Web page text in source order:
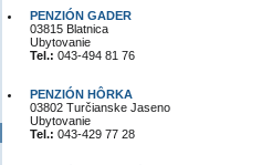
PENZIÓN GADER
03815 Blatnica
Ubytovanie
Tel.: 043-494 81 76
PENZIÓN HÔRKA
03802 Turčianske Jaseno
Ubytovanie
Tel.: 043-429 77 28